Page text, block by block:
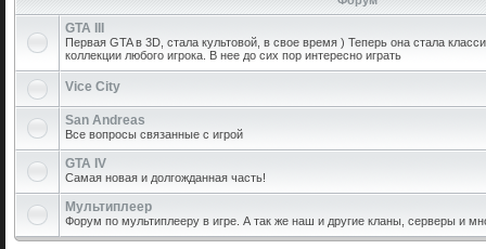
GTA III
Первая GTA в 3D, стала культовой, в свое время ) Теперь она стала
коллекции любого игрока. В нее до сих пор интересно играть
Vice City
San Andreas
Все вопросы связанные с игрой
GTA IV
Самая новая и долгожданная часть!
Мультиплеер
Форум по мультиплееру в игре. А так же наш и другие кланы, серверы и